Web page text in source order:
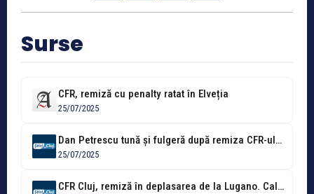
Surse
CFR, remiză cu penalty ratat în Elveția
25/07/2025
Dan Petrescu tună și fulgeră după remiza CFR-ului cu Lugano: „Ei au...
25/07/2025
CFR Cluj, remiză în deplasarea de la Lugano. Calificarea se va juca...